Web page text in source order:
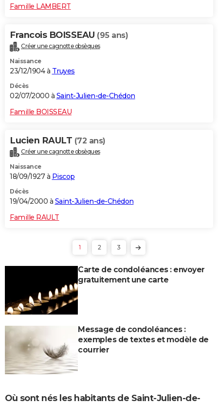
Famille LAMBERT
Francois BOISSEAU (95 ans)
Créer une cagnotte obsèques
Naissance
23/12/1904 à Truyes
Décès
02/07/2000 à Saint-Julien-de-Chédon
Famille BOISSEAU
Lucien RAULT (72 ans)
Créer une cagnotte obsèques
Naissance
18/09/1927 à Piscop
Décès
19/04/2000 à Saint-Julien-de-Chédon
Famille RAULT
1 2 3
Carte de condoléances : envoyer
gratuitement une carte
Message de condoléances :
exemples de textes et modèle de
courrier
Où sont nés les habitants de Saint-Julien-de-